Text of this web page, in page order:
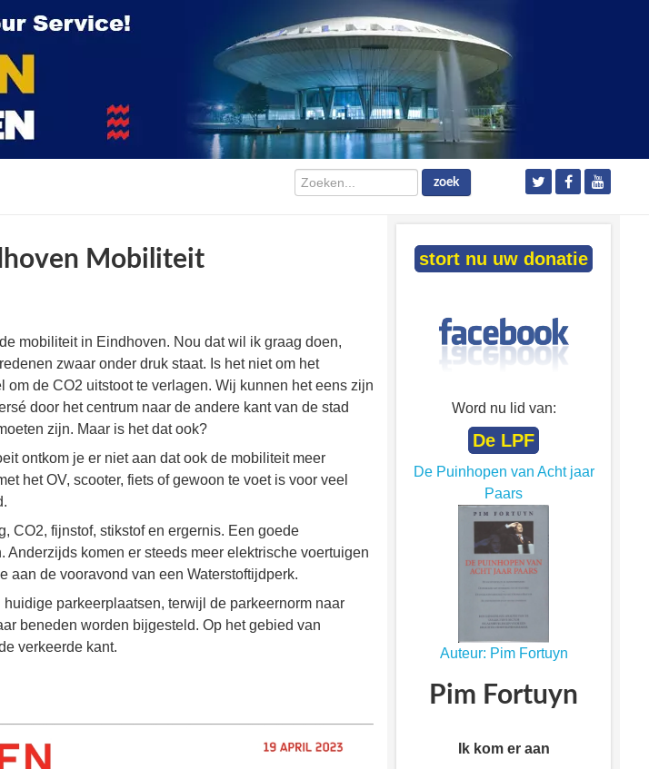
Zoeken... zoek
Mobiliteit
mobiliteit in Eindhoven. Nou dat wil ik graag doen,
zwaar onder druk staat. Is het niet om het
de CO2 uitstoot te verlagen. Wij kunnen het eens zijn
door het centrum naar de andere kant van de stad
zijn. Maar is het dat ook?
ontkom je er niet aan dat ook de mobiliteit meer
het OV, scooter, fiets of gewoon te voet is voor veel
CO2, fijnstof, stikstof en ergernis. Een goede
komen er steeds meer elektrische voertuigen
aan de vooravond van een Waterstoftijdperk.
parkeerplaatsen, terwijl de parkeernorm naar
beneden worden bijgesteld. Op het gebied van
verkeerde kant.
stort nu uw donatie
Word nu lid van:
De LPF
De Puinhopen van Acht jaar
Paars
Auteur: Pim Fortuyn
Pim Fortuyn
Ik kom er aan